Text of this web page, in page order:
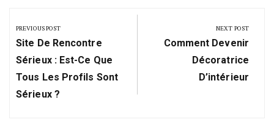
de
l’article
PREVIOUS POST
Previous
Post:
Site De Rencontre
Sérieux : Est-Ce Que
Tous Les Profils Sont
Sérieux ?
NEXT POST
Next
Comment Devenir
Décoratrice
D’intérieur